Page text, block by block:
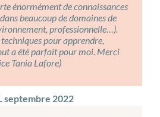
énormément de connaissances
beaucoup de domaines de
professionnelle…).
pour apprendre,
a été parfait pour moi. Merci
Tania Lafore)
septembre 2022